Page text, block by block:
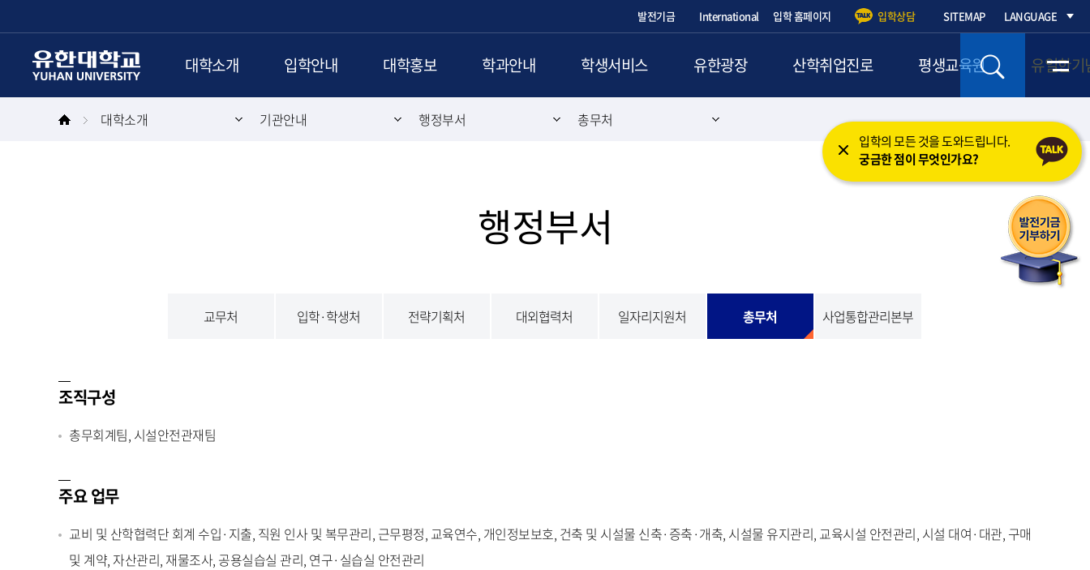
발전기금 International 입학 홈페이지 입학상담 SITEMAP LANGUAGE
대학소개 입학안내 대학홍보 학과안내 학생서비스 유한광장 산학취업진로 평생교육원 유일한기
입학의 모든 것을 도와드립니다.
궁금한 점이 무엇인가요?
대학소개 기관안내 행정부서 총무처
행정부서
교무처 입학·학생처 전략기획처 대외협력처 일자리지원처 총무처 사업통합관리본부
조직구성
총무회계팀, 시설안전관재팀
주요 업무
교비 및 산학협력단 회계 수입·지출, 직원 인사 및 복무관리, 근무평정, 교육연수, 개인정보보호, 건축 및 시설물 신축·증축·개축, 시설물 유지관리, 교육시설 안전관리, 시설 대여·대관, 구매
및 계약, 자산관리, 재물조사, 공용실습실 관리, 연구·실습실 안전관리